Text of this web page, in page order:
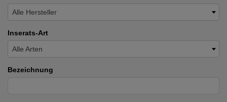
Alle Hersteller
Inserats-Art
Alle Arten
Bezeichnung